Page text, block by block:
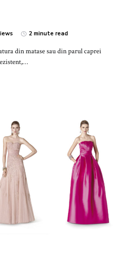
2 minute read
din matase sau din parul caprei